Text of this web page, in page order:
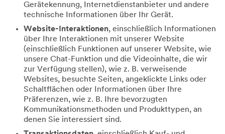
Gerätekennung, Internetdienstanbieter und andere
technische Informationen über Ihr Gerät.
Website-Interaktionen, einschließlich Informationen
über Ihre Interaktionen mit unserer Website
(einschließlich Funktionen auf unserer Website, wie
unsere Chat-Funktion und die Videoinhalte, die wir
zur Verfügung stellen), wie z. B. verweisende
Websites, besuchte Seiten, angeklickte Links oder
Schaltflächen oder Informationen über Ihre
Präferenzen, wie z. B. Ihre bevorzugten
Kommunikationsmethoden und Produkttypen, an
denen Sie interessiert sind.